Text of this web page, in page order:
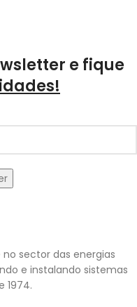
e fique
sector das energias
e instalando sistemas
1974.